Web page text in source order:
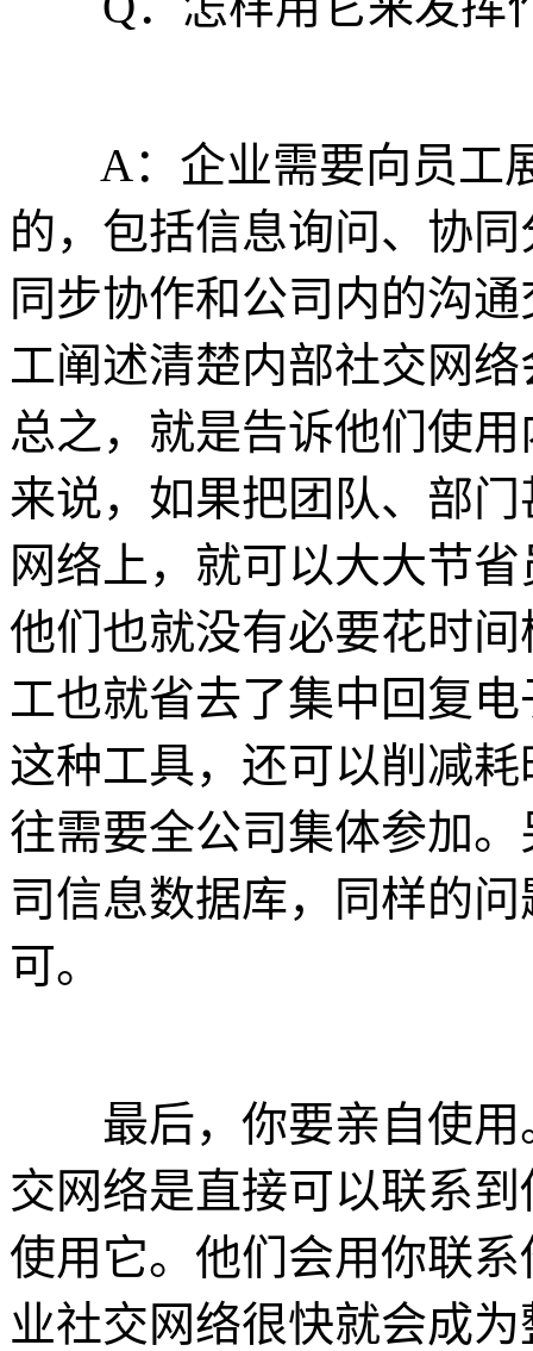
A：企业需要向员工
的，包括信息询问、协
同步协作和公司内的沟
工阐述清楚内部社交网
总之，就是告诉他们使
来说，如果把团队、部
网络上，就可以大大节
他们也就没有必要花时
工也就省去了集中回复
这种工具，还可以削减
往需要全公司集体参加
司信息数据库，同样的
可。
最后，你要亲自使用
交网络是直接可以联系
使用它。他们会用你联
业社交网络很快就会成